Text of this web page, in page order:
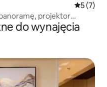
Średnia
5 (7)
projektor
do wynajęcia
gości